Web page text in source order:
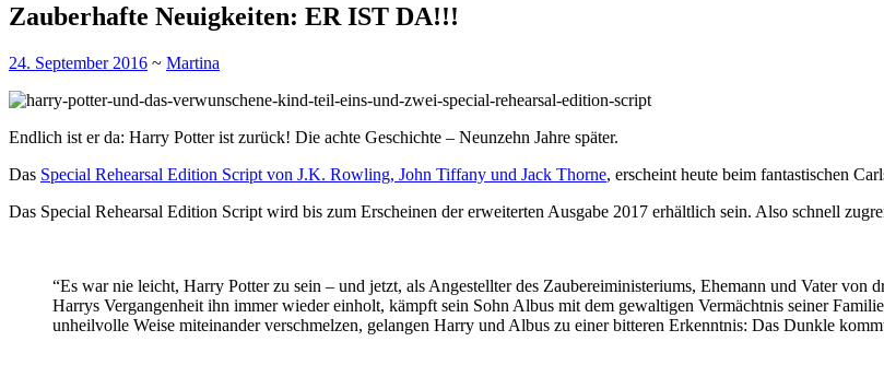
Zauberhafte Neuigkeiten: ER IST DA!!!
24. September 2016 ~ Martina
Endlich ist er da: Harry Potter ist zurück! Die achte Geschichte – Neunzehn Jahre später.
Das Special Rehearsal Edition Script von J.K. Rowling, John Tiffany und Jack Thorne, erscheint heute beim fantastischen
Das Special Rehearsal Edition Script wird bis zum Erscheinen der erweiterten Ausgabe 2017 erhältlich sein. Also schnell
“Es war nie leicht, Harry Potter zu sein – und jetzt, als Angestellter des Zaubereiministeriums, Ehemann und Vater
Harrys Vergangenheit ihn immer wieder einholt, kämpft sein Sohn Albus mit dem gewaltigen Vermächtnis seiner
unheilvolle Weise miteinander verschmelzen, gelangen Harry und Albus zu einer bitteren Erkenntnis: Das Dunkle